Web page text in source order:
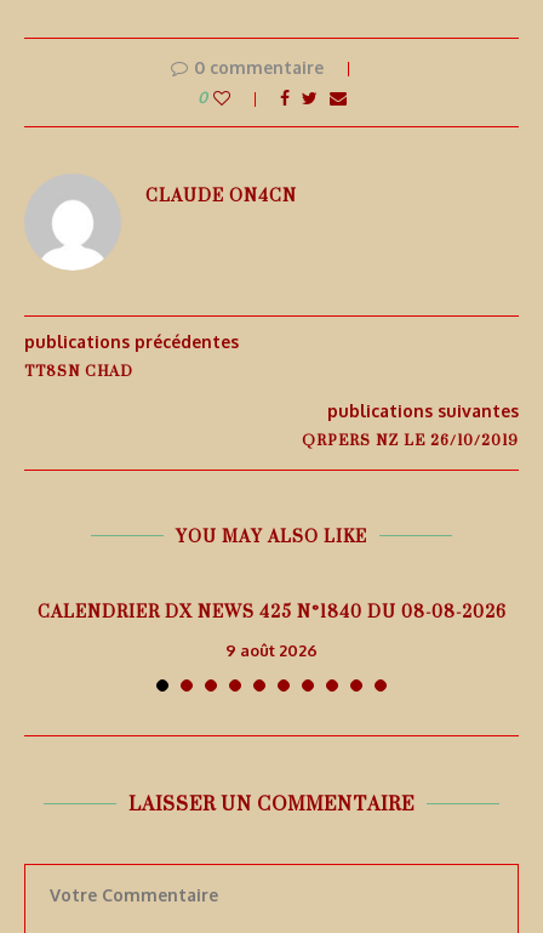
0 commentaire
0
CLAUDE ON4CN
publications précédentes
TT8SN CHAD
publications suivantes
QRPERS NZ LE 26/10/2019
YOU MAY ALSO LIKE
CALENDRIER DX NEWS 425 N°1840 DU 08-08-2026
9 août 2026
LAISSER UN COMMENTAIRE